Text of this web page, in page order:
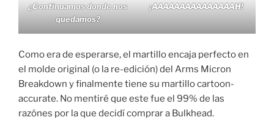
¿Continuamos donde nos
quedamos?
¡AAAAAAAAAAAAAAAH!
Como era de esperarse, el martillo encaja perfecto en
el molde original (o la re-edición) del Arms Micron
Breakdown y finalmente tiene su martillo cartoon-
accurate. No mentiré que este fue el 99% de las
razónes por la que decidí comprar a Bulkhead.